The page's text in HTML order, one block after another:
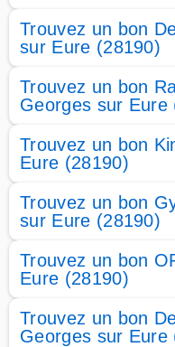
Trouvez un bon
sur Eure (28190)
Trouvez un bon
Georges sur Eure
Trouvez un bon
Eure (28190)
Trouvez un bon
sur Eure (28190)
Trouvez un bon
Eure (28190)
Trouvez un bon
Georges sur Eure